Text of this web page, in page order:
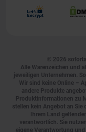
© 2026
Alle Warenzeichen und
jeweiligen Unternehmen.
Wir sind keine Online –
andere Produkte
Produktinformationen zu
stellen kein Angebot an Sie
Ihrem Land
verantwortlich. Sie
eigene Verantwortung